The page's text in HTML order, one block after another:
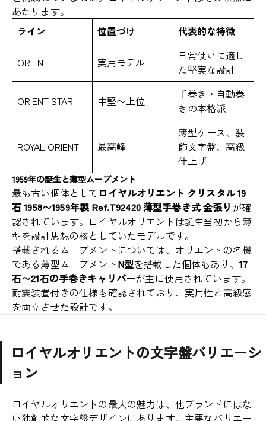
あたります。
ライン
位置づけ 代表的な特徴
ORIENT 実用モデル
日常使いに適し
た堅実な設計
ORIENT STAR 中堅〜上位
手巻き・自動巻
きの本格派
ROYAL ORIENT 最高峰
薄型ケース、装
飾文字盤、高級
仕上げ
1959年の誕生と薄型ムーブメント
最も古い個体としてロイヤルオリエント クリスタル 19
石 1958〜1959年製 Ref.T92420 薄型手巻き式 金張り が確
認されています。ロイヤルオリエントは誕生当初から薄
型を設計思想の核としていたモデルです。
搭載されるムーブメントについては、オリエントの名機
である薄型ムーブメント N型を搭載した個体もあり、 17
石〜21石の手巻きキャリバーが主に使用されています。
耐震装置付きの仕様も確認されており、実用性と高級感
を両立させた設計です。
ロイヤルオリエントの文字盤バリエーシ
ョン
ロイヤルオリエントの最大の魅力は、他ブランドにはな